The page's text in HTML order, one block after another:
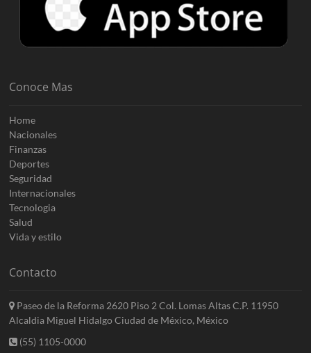
Conoce Mas
Home
Nacionales
Finanzas
Deportes
Seguridad
Internacionales
Tecnologia
Salud
Vida y estilo
Contacto
Paseo de la Reforma 2620 Piso 2 Col. Lomas Altas C.P. 11950
Alcaldia Miguel Hidalgo Ciudad de México, México
(55) 1105-0000